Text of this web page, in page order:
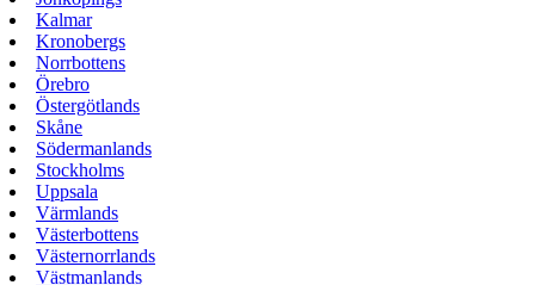
Kalmar
Kronobergs
Norrbottens
Örebro
Östergötlands
Skåne
Södermanlands
Stockholms
Uppsala
Värmlands
Västerbottens
Västernorrlands
Västmanlands